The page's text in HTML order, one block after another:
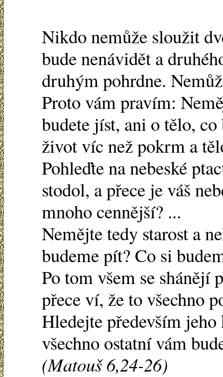
Nikdo nemůže sloužit
bude nenávidět a
druhým pohrdne.
Proto vám pravím:
budete jíst, ani o tělo,
život víc než pokrm a
Pohleďte na nebeské
stodol, a přece je váš
mnoho cennější? ...
Nemějte tedy starost a
budeme pít? Co si
Po tom všem se shánějí
přece ví, že to všechno
Hledejte především
všechno ostatní vám
(Matouš 6,24-26)